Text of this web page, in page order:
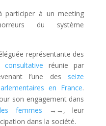
à un meeting
du système
représentante des
consultative réunie par
l’une des seize
en France.
son engagement dans
femmes →→ , leur
dans la société.